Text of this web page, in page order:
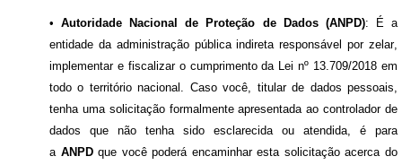
•Autoridade Nacional de Proteção de Dados (ANPD): É a
entidade da administração pública indireta responsável por zelar,
implementar e fiscalizar o cumprimento da Lei nº 13.709/2018 em
todo o território nacional. Caso você, titular de dados pessoais,
tenha uma solicitação formalmente apresentada ao controlador de
dados que não tenha sido esclarecida ou atendida, é para
a ANPDque você poderá encaminhar esta solicitação acerca do